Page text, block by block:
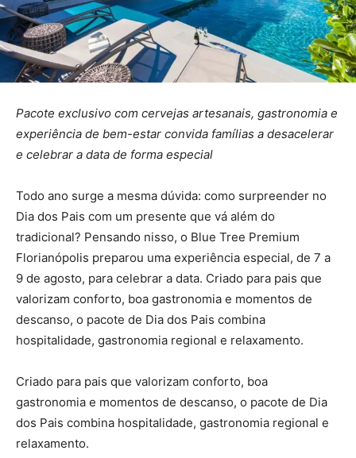
Pacote exclusivo com cervejas artesanais, gastronomia e
experiência de bem-estar convida famílias a desacelerar
e celebrar a data de forma especial
Todo ano surge a mesma dúvida: como surpreender no
Dia dos Pais com um presente que vá além do
tradicional? Pensando nisso, o Blue Tree Premium
Florianópolis preparou uma experiência especial, de 7 a
9 de agosto, para celebrar a data. Criado para pais que
valorizam conforto, boa gastronomia e momentos de
descanso, o pacote de Dia dos Pais combina
hospitalidade, gastronomia regional e relaxamento.
Criado para pais que valorizam conforto, boa
gastronomia e momentos de descanso, o pacote de Dia
dos Pais combina hospitalidade, gastronomia regional e
relaxamento.